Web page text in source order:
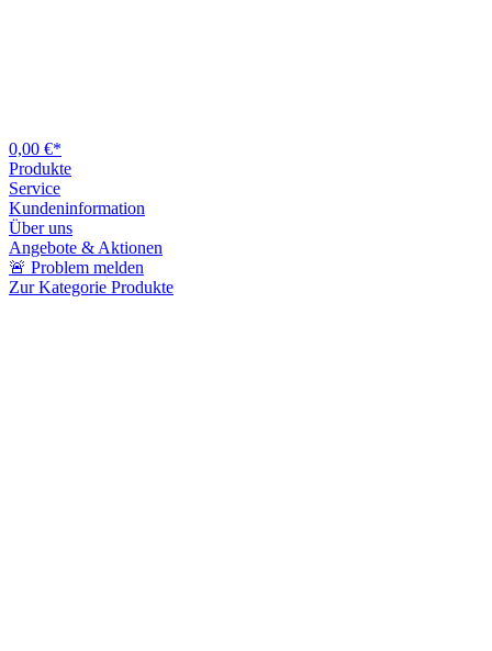
0,00 €*
Produkte
Service
Kundeninformation
Über uns
Angebote & Aktionen
🚨 Problem melden
Zur Kategorie Produkte